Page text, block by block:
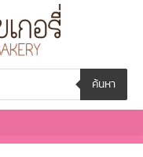
ค้นหา